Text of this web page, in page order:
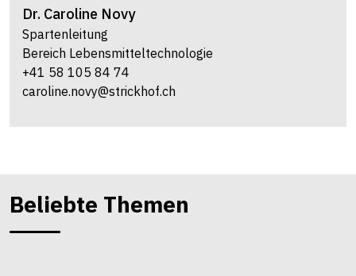
Dr. Caroline Novy
Spartenleitung
Bereich Lebensmitteltechnologie
+41 58 105 84 74
caroline.novy@strickhof.ch
Beliebte Themen